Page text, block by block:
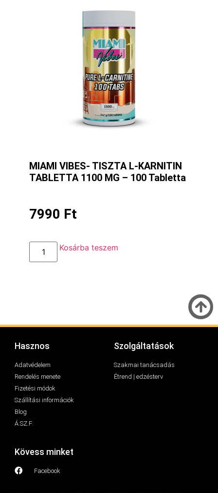
MIAMI VIBES- TISZTA L-KARNITIN
TABLETTA 1100 MG – 100 Tabletta
7990 Ft
Kosárba teszem
Hasznos
Adatvédelem
Rendelés menete
Fizetési módok
Szállítási információk
Blog
Á.SZ.F.
Szolgáltatások
Szakmai tanácsadás
Étrend | edzésterv
Kövess minket
Facebook